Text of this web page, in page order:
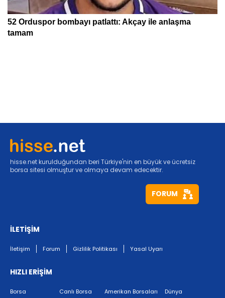
hisse.net kurulduğundan beri Türkiye'nin en büyük ve ücretsiz
borsa sitesi olmuştur ve olmaya devam edecektir.
FORUM
İLETİŞİM
İletişim Forum Gizlilik Politikası Yasal Uyarı
HIZLI ERİŞİM
Borsa
Canlı Borsa
Amerikan Borsaları
Dünya